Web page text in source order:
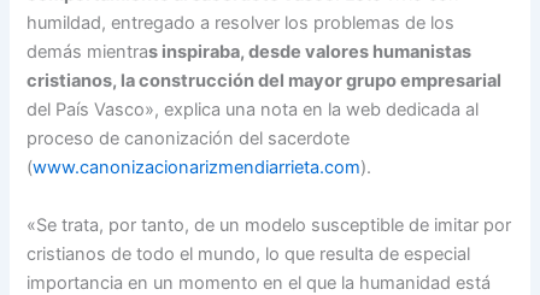
humildad, entregado a resolver los problemas de los
demás mientras inspiraba, desde valores humanistas
cristianos, la construcción del mayor grupo empresarial
del País Vasco», explica una nota en la web dedicada al
proceso de canonización del sacerdote
(www.canonizacionarizmendiarrieta.com).
«Se trata, por tanto, de un modelo susceptible de imitar por
cristianos de todo el mundo, lo que resulta de especial
importancia en un momento en el que la humanidad está